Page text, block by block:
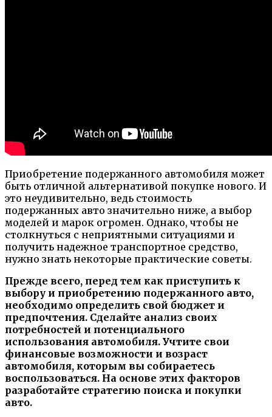
Приобретение подержанного автомобиля может
быть отличной альтернативой покупке нового. И
это неудивительно, ведь стоимость
подержанных авто значительно ниже, а выбор
моделей и марок огромен. Однако, чтобы не
столкнуться с неприятными ситуациями и
получить надежное транспортное средство,
нужно знать некоторые практические советы.
Прежде всего, перед тем как приступить к
выбору и приобретению подержанного авто,
необходимо определить свой бюджет и
предпочтения. Сделайте анализ своих
потребностей и потенциального
использования автомобиля. Учтите свои
финансовые возможности и возраст
автомобиля, которым вы собираетесь
воспользоваться. На основе этих факторов
разработайте стратегию поиска и покупки
авто.